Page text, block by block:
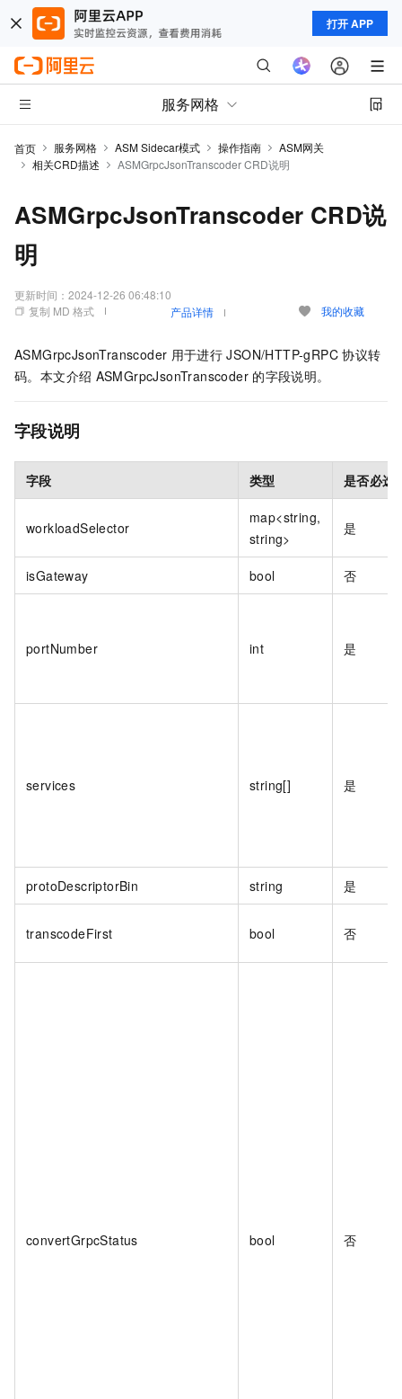
打开 APP
服务网格
首页 服务网格 ASM Sidecar模式 操作指南
ASM网关
相关CRD描述
ASMGrpcJsonTranscoder CRD说明
ASMGrpcJsonTranscoder CRD说
明
更新时间： 2024-12-26 06:48:10
复制 MD 格式
产品详情 我的收藏
ASMGrpcJsonTranscoder 用于进行 JSON/HTTP-gRPC 协议转
码。本文介绍 ASMGrpcJsonTranscoder 的字段说明。
字段说明
字段 类型 是否必选
workloadSelector
map<string,
string>
是
isGateway bool 否
portNumber int 是
services string[] 是
protoDescriptorBin string 是
transcodeFirst bool 否
convertGrpcStatus bool 否